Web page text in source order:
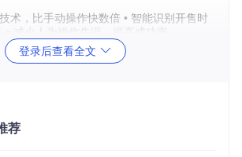
术，比手动操作快数倍 • 智能识别开售时
• 减少人为操作失误，提高成功率
，无需专业知识
，随时随地抢票
登录后查看全文
荐